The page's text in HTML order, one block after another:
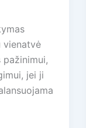
vienatvė
jei ji